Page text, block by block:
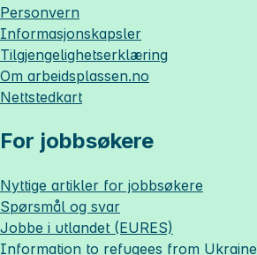
Personvern
Informasjonskapsler
Tilgjengelighetserklæring
Om arbeidsplassen.no
Nettstedkart
For jobbsøkere
Nyttige artikler for jobbsøkere
Spørsmål og svar
Jobbe i utlandet (EURES)
Information to refugees from Ukraine